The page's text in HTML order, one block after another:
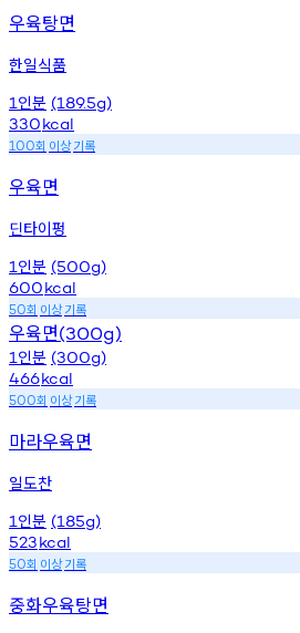
우육탕면
한일식품
1 인분 (189.5g)
330kcal
100회 이상기록
우육면
딘타이펑
1 인분 (500g)
600kcal
50회 이상기록
우육면(300g)
1 인분 (300g)
466kcal
500회 이상기록
마라우육면
일도찬
1 인분 (185g)
523kcal
50회 이상기록
중화우육탕면